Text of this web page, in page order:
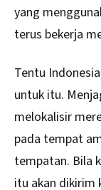
yang
terus bekerja
Tentu
untuk itu.
melokalisir
pada tempat
tempatan. Bila
itu akan dikirim